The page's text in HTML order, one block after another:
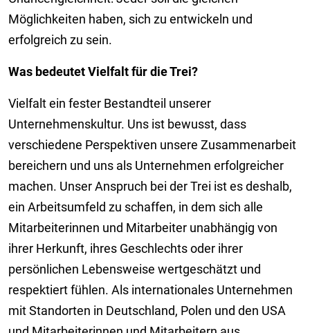
Möglichkeiten haben, sich zu entwickeln und
erfolgreich zu sein.
Was bedeutet Vielfalt für die Trei?
Vielfalt ein fester Bestandteil unserer
Unternehmenskultur. Uns ist bewusst, dass
verschiedene Perspektiven unsere Zusammenarbeit
bereichern und uns als Unternehmen erfolgreicher
machen. Unser Anspruch bei der Trei ist es deshalb,
ein Arbeitsumfeld zu schaffen, in dem sich alle
Mitarbeiterinnen und Mitarbeiter unabhängig von
ihrer Herkunft, ihres Geschlechts oder ihrer
persönlichen Lebensweise wertgeschätzt und
respektiert fühlen. Als internationales Unternehmen
mit Standorten in Deutschland, Polen und den USA